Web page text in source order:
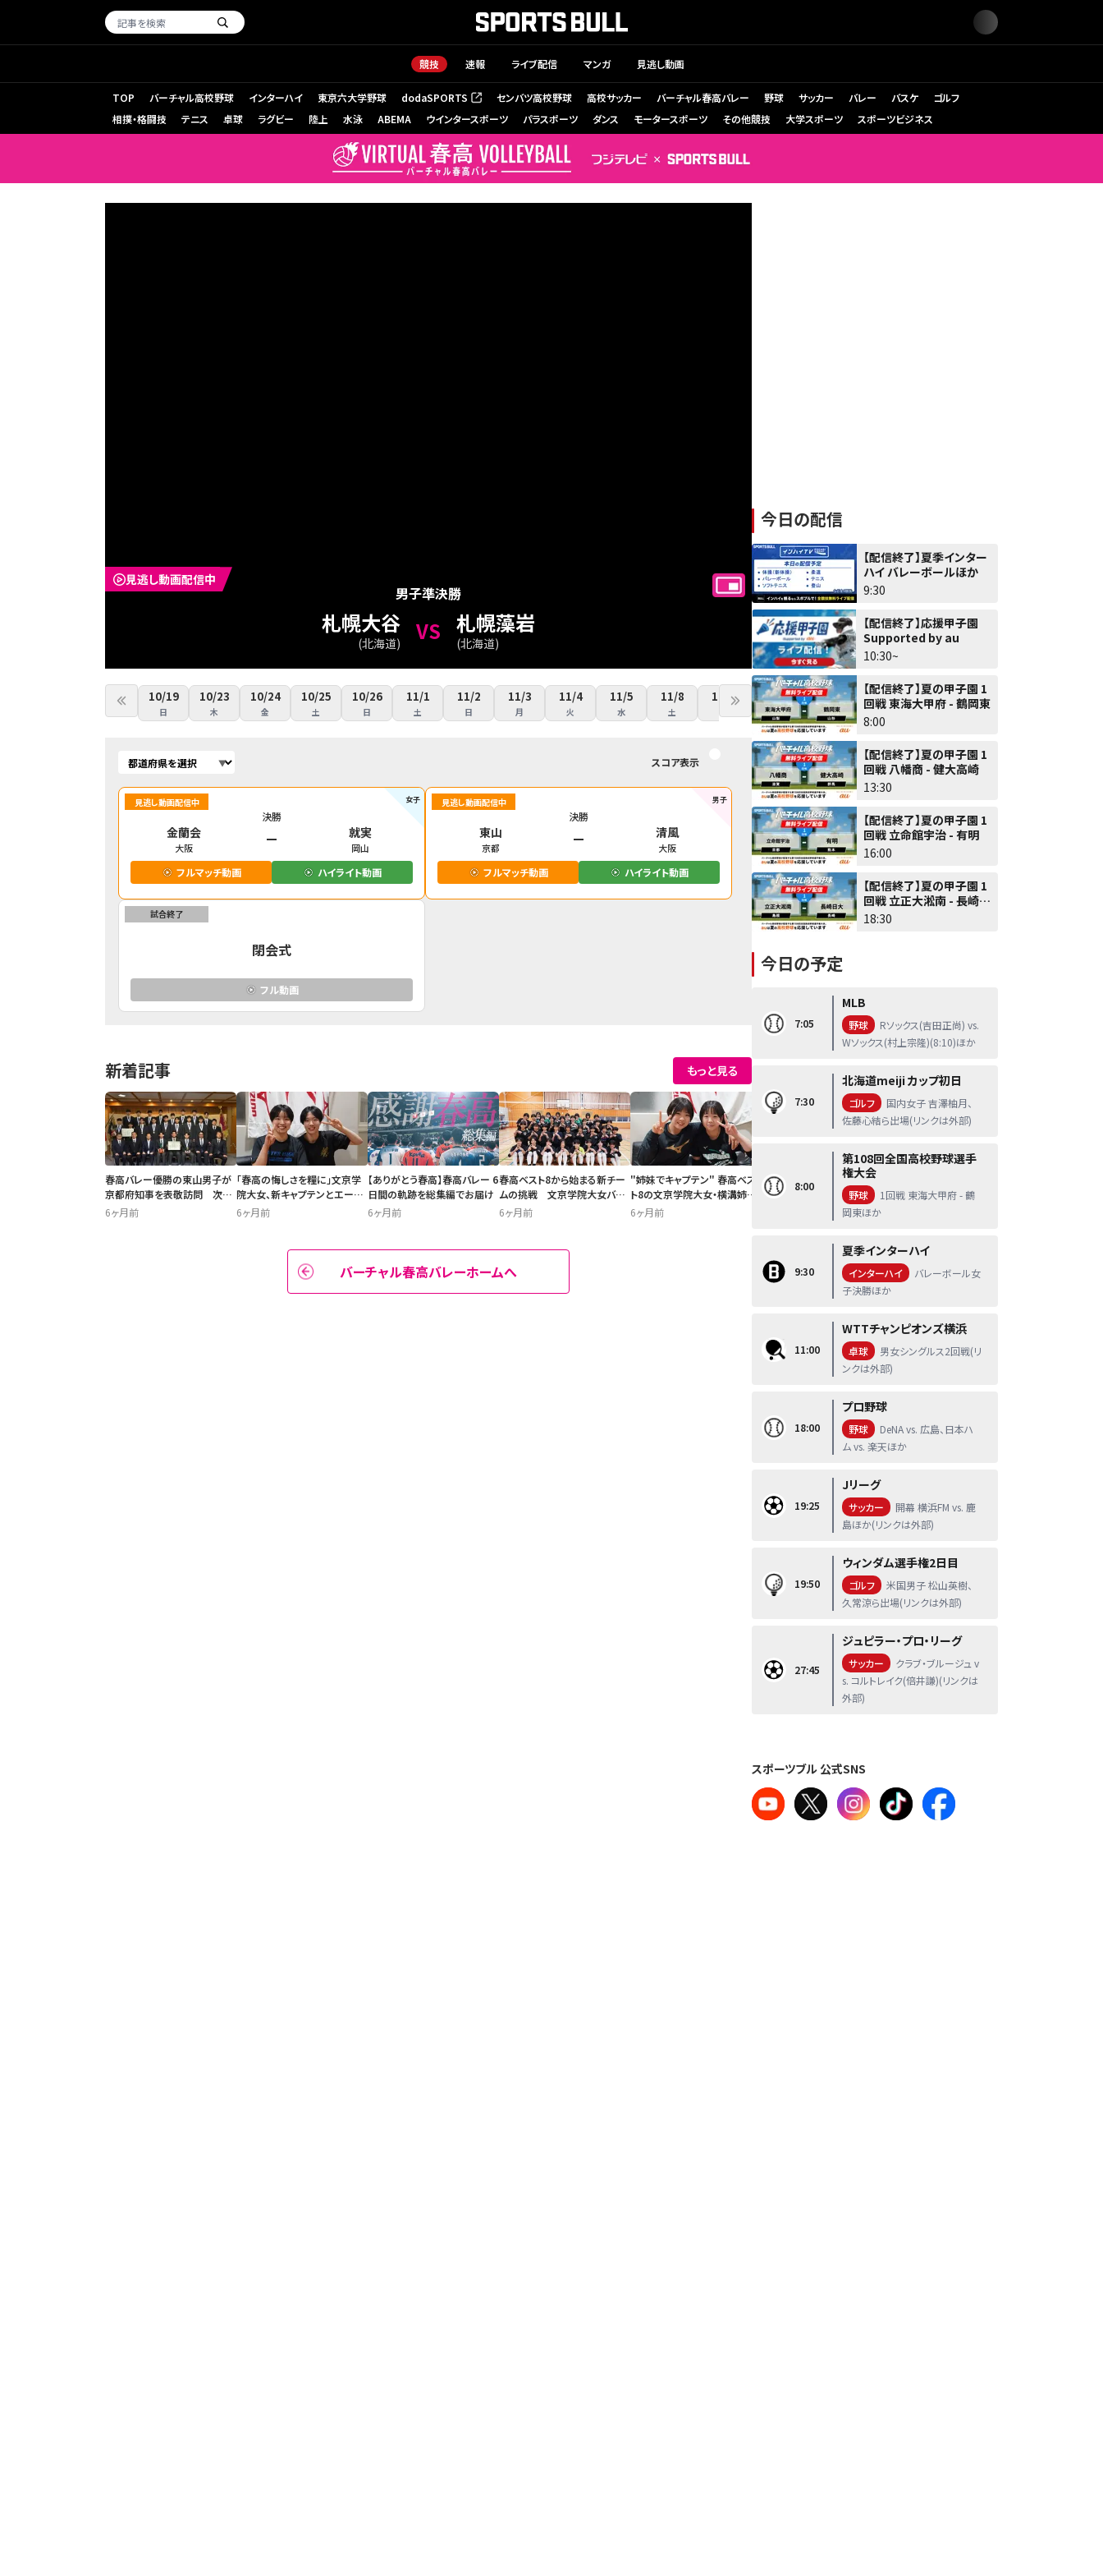
競技 速報 ライブ配信 マンガ 見逃し動画
TOP バーチャル高校野球 インターハイ 東京六大学野球 dodaSPORTS
（新しいタブで開く） センバツ高校野球 高校サッカー バーチャル春高バレー 野球 サッカー バレー バスケ
ゴルフ
相撲・格闘技
テニス 卓球 ラグビー 陸上 水泳 ABEMA ウインタースポーツ パラスポーツ ダンス モータースポーツ その他競技 大学スポーツ スポーツビジネス
見逃し動画配信中
男子準決勝
札幌大谷
(北海道) VS 札幌藻岩
(北海道)
10/19
日
10/23
木
10/24
金
10/25
土
10/26
日
11/1
土
11/2
日
11/3
月
11/4
火
11/5
水
11/8
土
11/9 11/14
金
11/15
土
11/16
日
11/20
木
11/22
土
スコア表示
見逃し動画配信中 女子
決勝
金蘭会
大阪
就実
岡山
フルマッチ動画 ハイライト動画
見逃し動画配信中 男子
決勝
東山
京都
清風
大阪
フルマッチ動画 ハイライト動画
試合終了
閉会式
フル動画
新着記事 もっと見る
春高バレー優勝の東山男子が
京都府知事を表敬訪問 次の
目標は「高校3冠」
6ヶ月前
「春高の悔しさを糧に」文京学
院大女、新キャプテンとエース
が誓う“日本一への覚悟”
6ヶ月前
【ありがとう春高】春高バレー 6
日間の軌跡を総集編でお届け
6ヶ月前
春高ベスト8から始まる新チー
ムの挑戦 文京学院大女バレ
ー部に独占取材！
6ヶ月前
"姉妹でキャプテン" 春高ベス
ト8の文京学院大女・横溝姉妹
が繋ぐバレーの絆
6ヶ月前
バーチャル春高バレーホームへ
今日の配信
【配信終了】夏季インター
ハイ バレーボールほか
9:30
【配信終了】応援甲子園
Supported by au
10:30~
【配信終了】夏の甲子園 1
回戦 東海大甲府 - 鶴岡東
8:00
【配信終了】夏の甲子園 1
回戦 八幡商 - 健大高崎
13:30
【配信終了】夏の甲子園 1
回戦 立命館宇治 - 有明
16:00
【配信終了】夏の甲子園 1
回戦 立正大淞南 - 長崎日
大
18:30
今日の予定
7:05
MLB
野球
Rソックス(吉田正尚) vs.
Wソックス(村上宗隆)(8:10)ほか
7:30
北海道meiji カップ初日
ゴルフ
国内女子 吉澤柚月、
佐藤心結ら出場(リンクは外部)
8:00
第108回全国高校野球選手
権大会
野球
1回戦 東海大甲府 - 鶴
岡東ほか
9:30
夏季インターハイ
インターハイ
バレーボール女
子決勝ほか
11:00
WTTチャンピオンズ横浜
卓球
男女シングルス2回戦(リ
ンクは外部)
18:00
プロ野球
野球
DeNA vs. 広島、日本ハ
ム vs. 楽天ほか
19:25
Jリーグ
サッカー
開幕 横浜FM vs. 鹿
島ほか(リンクは外部)
19:50
ウィンダム選手権2日目
ゴルフ
米国男子 松山英樹、
久常涼ら出場(リンクは外部)
27:45
ジュピラー・プロ・リーグ
サッカー
クラブ・ブルージュ v
s. コルトレイク(倍井謙)(リンクは
外部)
スポーツブル 公式SNS